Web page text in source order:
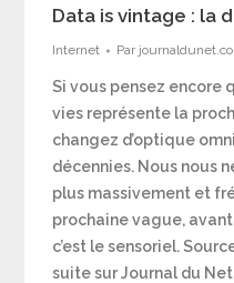
Data is vintage : la
Internet Par
Si vous pensez encore
vies représente la
changez d’optique
décennies. Nous nous
plus massivement et
prochaine vague,
c’est le sensoriel.
suite sur Journal du Net